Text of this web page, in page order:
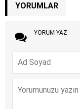
YORUMLAR
YORUM YAZ